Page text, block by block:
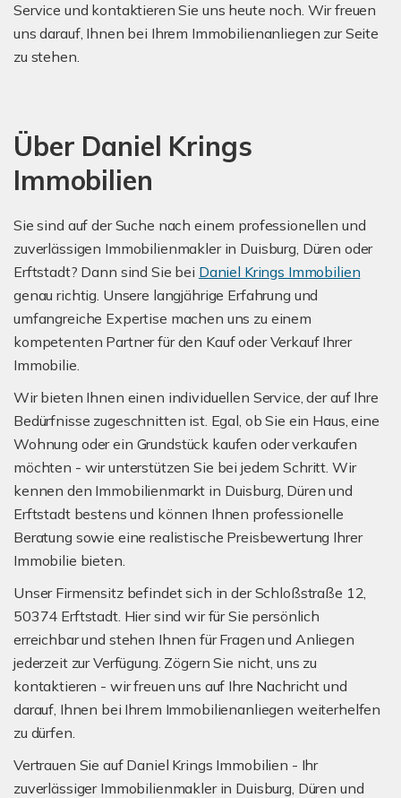
Service und kontaktieren Sie uns heute noch. Wir freuen
uns darauf, Ihnen bei Ihrem Immobilienanliegen zur Seite
zu stehen.
Über Daniel Krings
Immobilien
Sie sind auf der Suche nach einem professionellen und
zuverlässigen Immobilienmakler in Duisburg, Düren oder
Erftstadt? Dann sind Sie bei Daniel Krings Immobilien
genau richtig. Unsere langjährige Erfahrung und
umfangreiche Expertise machen uns zu einem
kompetenten Partner für den Kauf oder Verkauf Ihrer
Immobilie.
Wir bieten Ihnen einen individuellen Service, der auf Ihre
Bedürfnisse zugeschnitten ist. Egal, ob Sie ein Haus, eine
Wohnung oder ein Grundstück kaufen oder verkaufen
möchten - wir unterstützen Sie bei jedem Schritt. Wir
kennen den Immobilienmarkt in Duisburg, Düren und
Erftstadt bestens und können Ihnen professionelle
Beratung sowie eine realistische Preisbewertung Ihrer
Immobilie bieten.
Unser Firmensitz befindet sich in der Schloßstraße 12,
50374 Erftstadt. Hier sind wir für Sie persönlich
erreichbar und stehen Ihnen für Fragen und Anliegen
jederzeit zur Verfügung. Zögern Sie nicht, uns zu
kontaktieren - wir freuen uns auf Ihre Nachricht und
darauf, Ihnen bei Ihrem Immobilienanliegen weiterhelfen
zu dürfen.
Vertrauen Sie auf Daniel Krings Immobilien - Ihr
zuverlässiger Immobilienmakler in Duisburg, Düren und